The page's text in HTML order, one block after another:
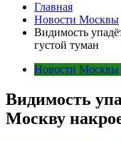
Главная
Новости Москвы
Видимость
густой туман
Новости Москвы
Видимость
Москву